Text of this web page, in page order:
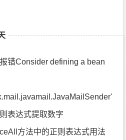
表达式提取数字
方法中的正则表达式用法